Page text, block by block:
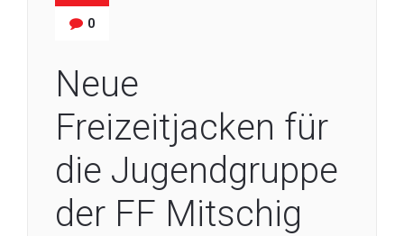
0
Neue
Freizeitjacken für
die Jugendgruppe
der FF Mitschig